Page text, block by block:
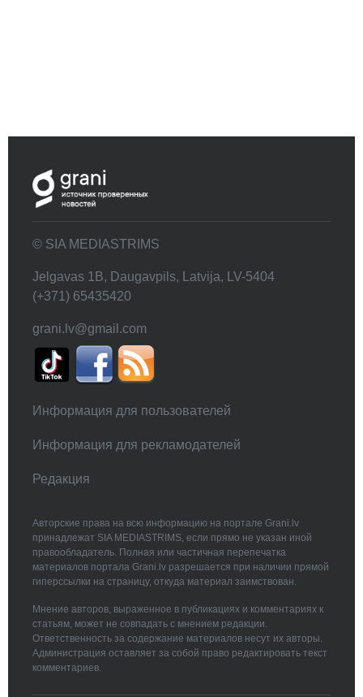
© SIA MEDIASTRIMS
Jelgavas 1B, Daugavpils, Latvija, LV-5404
(+371) 65435420
grani.lv@gmail.com
Информация для пользователей
Информация для рекламодателей
Редакция
Авторские права на всю информацию на портале Grani.lv
принадлежат SIA MEDIASTRIMS, если прямо не указан иной
правообладатель. Полная или частичная перепечатка
материалов портала Grani.lv разрешается при наличии прямой
гиперссылки на страницу, откуда материал заимствован.
Мнение авторов, выраженное в публикациях и комментариях к
статьям, может не совпадать с мнением редакции.
Ответственность за содержание материалов несут их авторы.
Администрация оставляет за собой право редактировать текст
комментариев.